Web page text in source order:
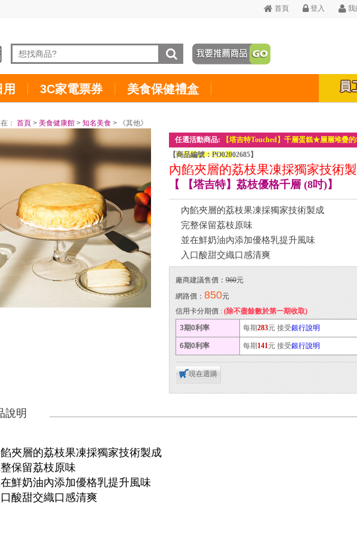
首頁 登入 我
3C家電票券 美食保健禮盒
： 首頁 > 美食健康館 > 知名美食 > 《其他》
任選活動商品:
【塔吉特Touched】千層蛋糕★層層堆疊
★任選1500元免運。
【商品編號：PO02002685】
內餡夾層的荔枝果凍採獨家技術
【 【塔吉特】荔枝優格千層 (8吋)】
內餡夾層的荔枝果凍採獨家技術製成
完整保留荔枝原味
並在鮮奶油內添加優格乳提升風味
入口酸甜交織口感清爽
廠商建議售價： 960元
網路價： 850元
信用卡分期價 : (除不盡餘數於第一期收取)
3期0利率
每期283元 接受銀行說明
6期0利率 每期 141元 接受銀行說明
現在選購
說明
夾層的荔枝果凍採獨家技術製成
保留荔枝原味
鮮奶油內添加優格乳提升風味
酸甜交織口感清爽